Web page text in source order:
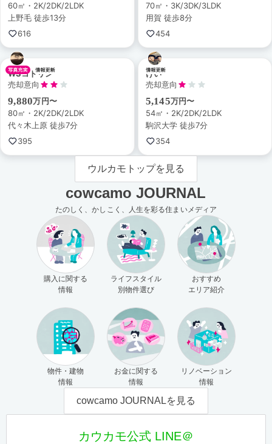
60㎡・2K/2DK/2LDK
上野毛 徒歩13分
616
70㎡・3K/3DK/3LDK
用賀 徒歩8分
454
WSコトリン
売却意向
9,880万円〜
80㎡・2K/2DK/2LDK
代々木上原 徒歩7分
395
けい
売却意向
5,145万円〜
54㎡・2K/2DK/2LDK
駒沢大学 徒歩7分
354
ウルカモトップを見る
cowcamo JOURNAL
たのしく、かしこく、人生を彩る住まいメディア
購入に関する
情報
ライフスタイル
別物件選び
おすすめ
エリア紹介
物件・建物
情報
お金に関する
情報
リノベーション
情報
cowcamo JOURNALを見る
カウカモ公式 LINE＠